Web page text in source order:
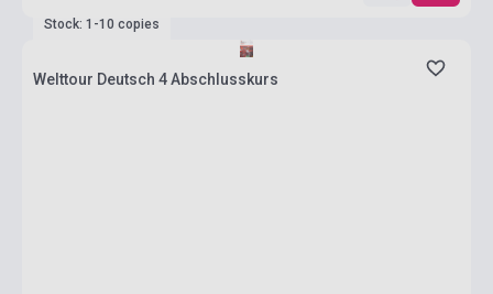
Stock: 1-10 copies
Welttour Deutsch 4 Abschlusskurs